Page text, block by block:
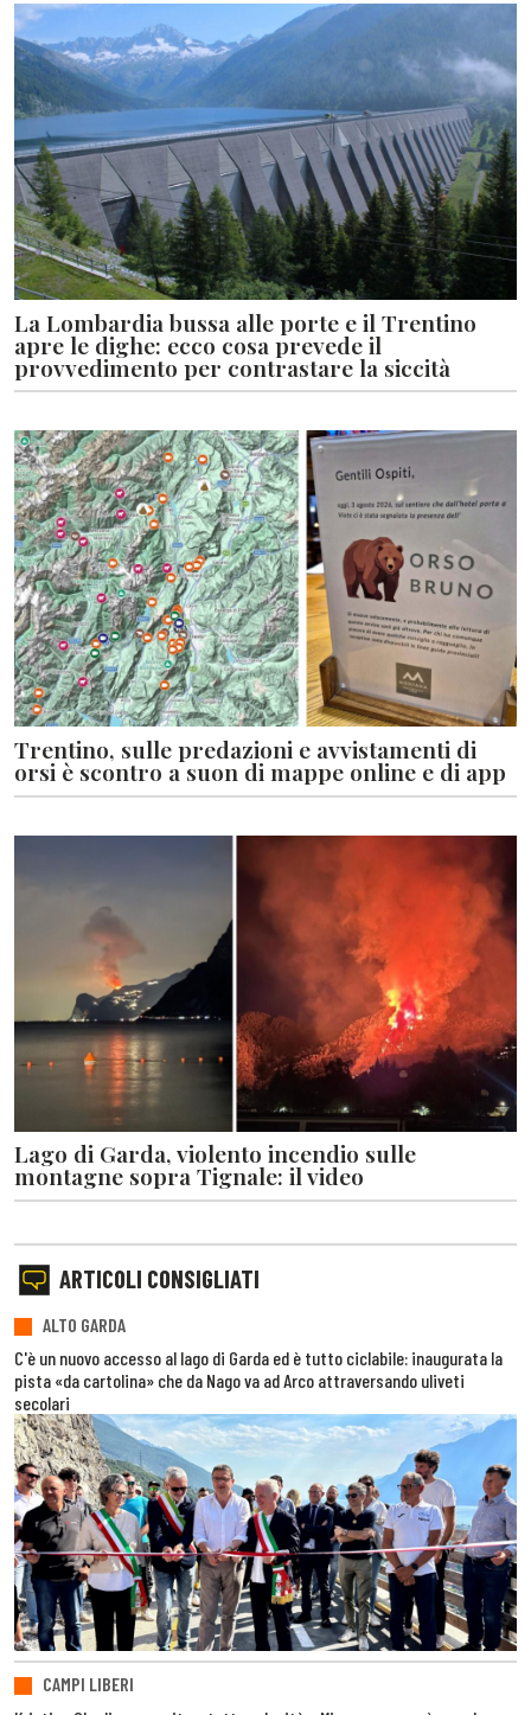
La Lombardia bussa alle porte e il Trentino
apre le dighe: ecco cosa prevede il
provvedimento per contrastare la siccità
Trentino, sulle predazioni e avvistamenti di
orsi è scontro a suon di mappe online e di app
Lago di Garda, violento incendio sulle
montagne sopra Tignale: il video
ARTICOLI CONSIGLIATI
ALTO GARDA
C'è un nuovo accesso al lago di Garda ed è tutto ciclabile: inaugurata la
pista «da cartolina» che da Nago va ad Arco attraversando uliveti
secolari
CAMPI LIBERI